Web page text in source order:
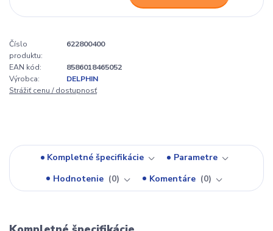
Číslo
produktu:
622800400
EAN kód:
8586018465052
Výrobca:
DELPHIN
Strážiť cenu / dostupnosť
Kompletné špecifikácie
Parametre
Hodnotenie
0 Komentáre 0